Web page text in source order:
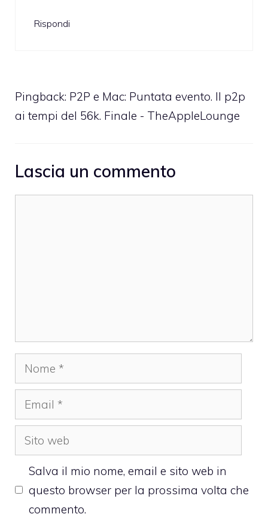
Rispondi
Pingback: P2P e Mac: Puntata evento. Il p2p
ai tempi del 56k. Finale - TheAppleLounge
Lascia un commento
Nome
Email
Sito
web
Salva il mio nome, email e sito web in
questo browser per la prossima volta che
commento.